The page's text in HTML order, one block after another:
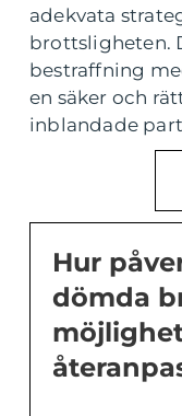
adekvata
brottsligheten.
bestraffning
en säker och
inblandade
Hur
dömda